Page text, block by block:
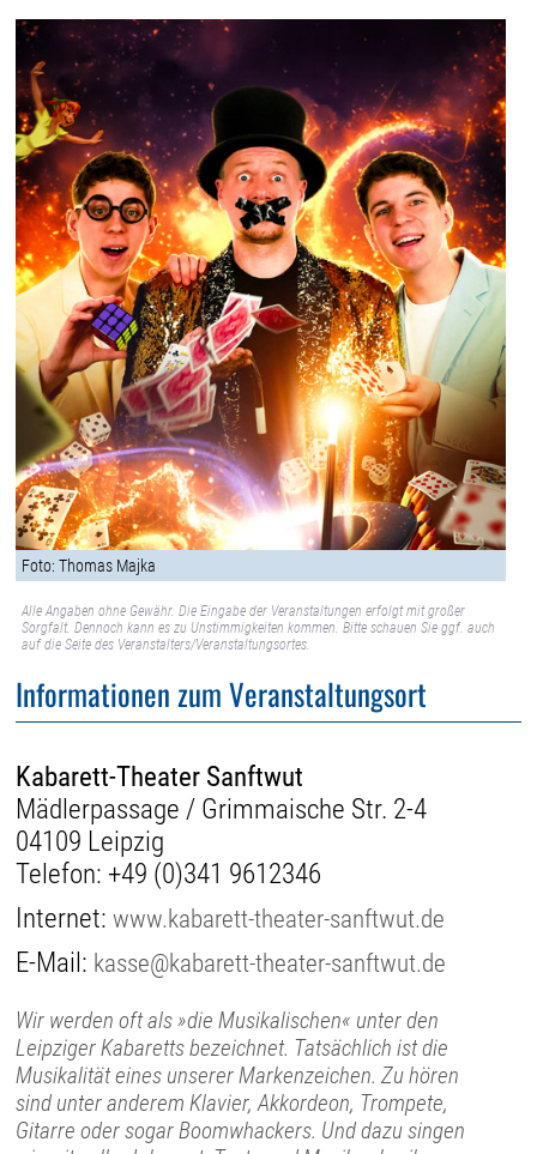
Foto: Thomas Majka
Alle Angaben ohne Gewähr. Die Eingabe der Veranstaltungen erfolgt mit großer
Sorgfalt. Dennoch kann es zu Unstimmigkeiten kommen. Bitte schauen Sie ggf. auch
auf die Seite des Veranstalters/Veranstaltungsortes.
Informationen zum Veranstaltungsort
Kabarett-Theater Sanftwut
Mädlerpassage / Grimmaische Str. 2-4
04109 Leipzig
Telefon: +49 (0)341 9612346
Internet:www.kabarett-theater-sanftwut.de
E-Mail: kasse@kabarett-theater-sanftwut.de
Wir werden oft als »die Musikalischen« unter den
Leipziger Kabaretts bezeichnet. Tatsächlich ist die
Musikalität eines unserer Markenzeichen. Zu hören
sind unter anderem Klavier, Akkordeon, Trompete,
Gitarre oder sogar Boomwhackers. Und dazu singen